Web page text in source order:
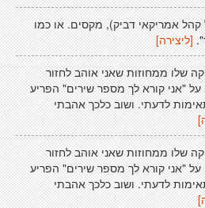
קהל אמריקאי דביק), מקסים. או כמו
[ליצירה]
שלו ממחוזות שאני אוהב לחזור
"אני קורא לך מספר שירים" הפריע
לדעתי. ושוב כלכך אהבתי
שלו ממחוזות שאני אוהב לחזור
"אני קורא לך מספר שירים" הפריע
לדעתי. ושוב כלכך אהבתי